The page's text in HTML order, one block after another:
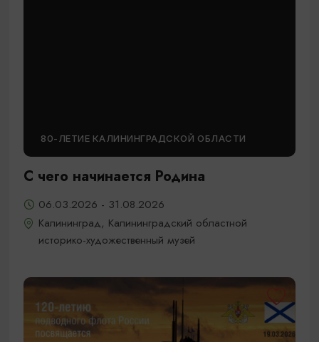
80-ЛЕТИЕ КАЛИНИНГРАДСКОЙ ОБЛАСТИ
С чего начинается Родина
06.03.2026 - 31.08.2026
Калининград, Калининградский областной
историко-художественный музей